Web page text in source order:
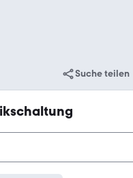
Suche teilen